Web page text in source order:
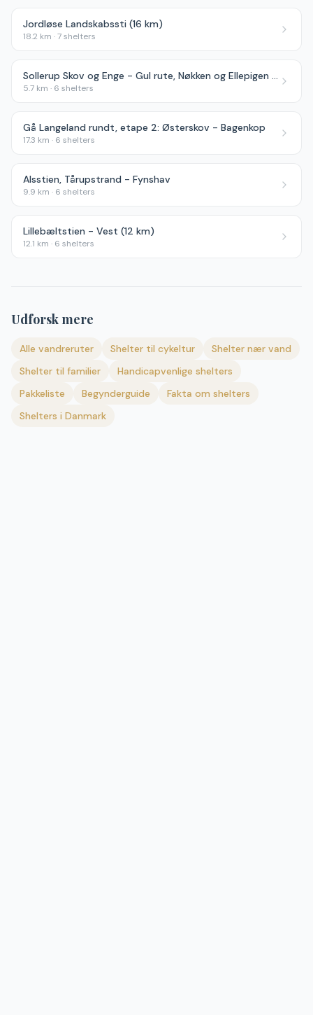
Jordløse Landskabssti (16 km)
18.2 km ·7shelters
Sollerup Skov og Enge - Gul rute, Nøkken og Ellepigen Vandrerute
5.7 km · 6 shelters
Gå Langeland rundt, etape 2: Østerskov - Bagenkop
17.3 km · 6 shelters
Alsstien, Tårupstrand - Fynshav
9.9 km · 6 shelters
Lillebæltstien - Vest (12 km)
12.1 km · 6 shelters
Udforsk mere
Alle vandreruter Shelter til cykeltur
Shelter nær vand
Shelter til familier
Handicapvenlige shelters
Pakkeliste
Begynderguide
Fakta om shelters
Shelters i Danmark